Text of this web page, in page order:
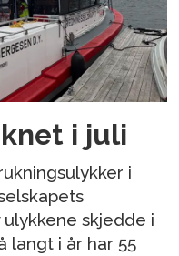
i juli
i
skjedde i
langt i år har 55